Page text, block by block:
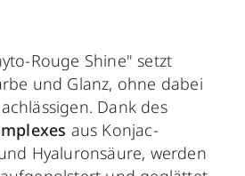
Rouge Shine" setzt
und Glanz, ohne dabei
Dank des
aus Konjac-
Hyaluronsäure, werden